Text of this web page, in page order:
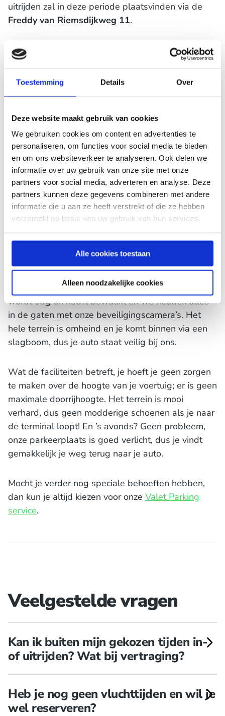
Toestemming Details Over
Deze website maakt gebruik van cookies
We gebruiken cookies om content en advertenties te
personaliseren, om functies voor social media te bieden
en om ons websiteverkeer te analyseren. Ook delen we
informatie over uw gebruik van onze site met onze
partners voor social media, adverteren en analyse. Deze
partners kunnen deze gegevens combineren met andere
informatie die u aan ze heeft verstrekt of die ze hebben
verzameld op basis van uw gebruik van hun services.
Alle cookies toestaan
Alleen noodzakelijke cookies
uitrijden zal in deze periode plaatsvinden via de
Freddy van Riemsdijkweg 11.
Vanaf de Anthony Fokkerweg is de route als volgt;
Vervolg de Antony Fokkerweg tot je rechtsaf de
Beatrix de Rijkweg.
Riemsdijkweg.
Onze ingang bevindt zich na ongeveer 200 meter aan de
rechter kant (precies in de bocht).
Veiligheid en faciliteiten
P21
Bij Park & Fly P21 zorgen we ervoor dat je
zorgeloos kunt parkeren. Onze parkeerplaats
wordt dag en nacht bewaakt en we houden alles
in de gaten met onze beveiligingscamera’s. Het
hele terrein is omheind en je komt binnen via een
slagboom, dus je auto staat veilig bij ons.
Wat de faciliteiten betreft, je hoeft je geen zorgen
te maken over de hoogte van je voertuig; er is geen
maximale doorrijhoogte. Het terrein is mooi
verhard, dus geen modderige schoenen als je naar
de terminal loopt! En ’s avonds? Geen probleem,
onze parkeerplaats is goed verlicht, dus je vindt
gemakkelijk je weg terug naar je auto.
Mocht je verder nog speciale behoeften hebben,
dan kun je altijd kiezen voor onze Valet Parking
service.
Veelgestelde vragen
Kan ik buiten mijn gekozen tijden in-
of uitrijden? Wat bij vertraging?
uitrijden. Wij hanteren zelf anderhalf uur
marge bovenop je gekozen tijden, zodat je
Heb je nog geen vluchttijden en wil je
wel reserveren?